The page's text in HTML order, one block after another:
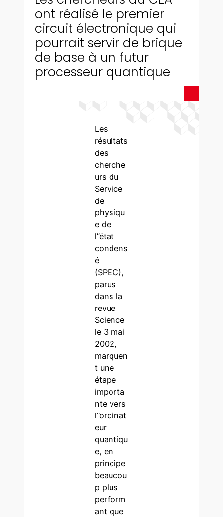
ont réalisé le premier
circuit électronique qui
pourrait servir de brique
de base à un futur
processeur quantique
Les
résultats
des
cherche
urs du
Service
de
physiqu
e de
l’’état
condens
é
(SPEC),
parus
dans la
revue
Science
le 3 mai
2002,
marquen
t une
étape
importa
nte vers
l’’ordinat
eur
quantiqu
e, en
principe
beaucou
p plus
perform
ant que